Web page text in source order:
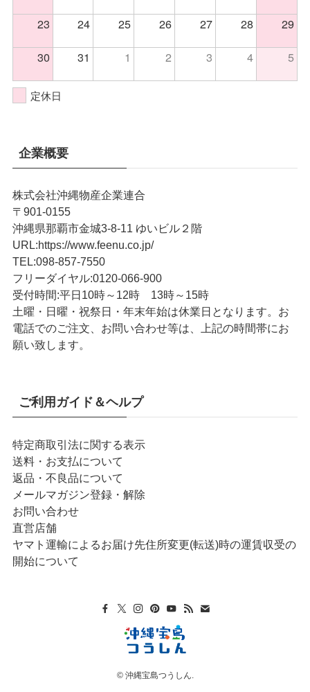
23
24 25 26 27 28
29
30
31 1 2 3 4 5
定休日
企業概要
株式会社沖縄物産企業連合
〒901-0155
沖縄県那覇市金城3-8-11 ゆいビル２階
URL:https://www.feenu.co.jp/
TEL:098-857-7550
フリーダイヤル:0120-066-900
受付時間:平日10時～12時 13時～15時
土曜・日曜・祝祭日・年末年始は休業日となります。お
電話でのご注文、お問い合わせ等は、上記の時間帯にお
願い致します。
ご利用ガイド＆ヘルプ
特定商取引法に関する表示
送料・お支払について
返品・不良品について
メールマガジン登録・解除
お問い合わせ
直営店舗
ヤマト運輸によるお届け先住所変更(転送)時の運賃収受の
開始について
©沖縄宝島つうしん.